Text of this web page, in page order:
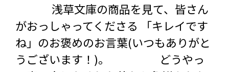
浅草文庫の商品を見て、皆さん
がおっしゃってくださる 「キレイです
ね」のお褒めのお言葉(いつもありがと
うございます！)。 どうやっ